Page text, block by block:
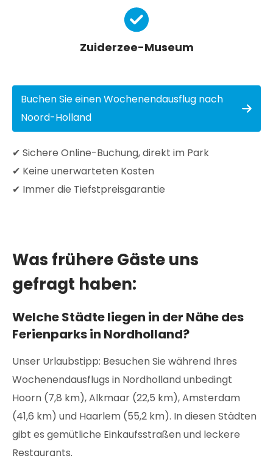
Zuiderzee-Museum
Buchen Sie einen Wochenendausflug nach
Noord-Holland
✔ Sichere Online-Buchung, direkt im Park
✔ Keine unerwarteten Kosten
✔ Immer die Tiefstpreisgarantie
Was frühere Gäste uns
gefragt haben:
Welche Städte liegen in der Nähe des
Ferienparks in Nordholland?
Unser Urlaubstipp: Besuchen Sie während Ihres
Wochenendausflugs in Nordholland unbedingt
Hoorn (7,8 km), Alkmaar (22,5 km), Amsterdam
(41,6 km) und Haarlem (55,2 km). In diesen Städten
gibt es gemütliche Einkaufsstraßen und leckere
Restaurants.